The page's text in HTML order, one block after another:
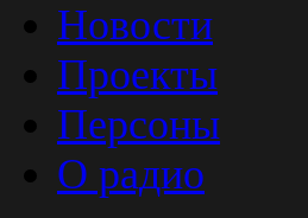
Новости
Проекты
Персоны
О радио